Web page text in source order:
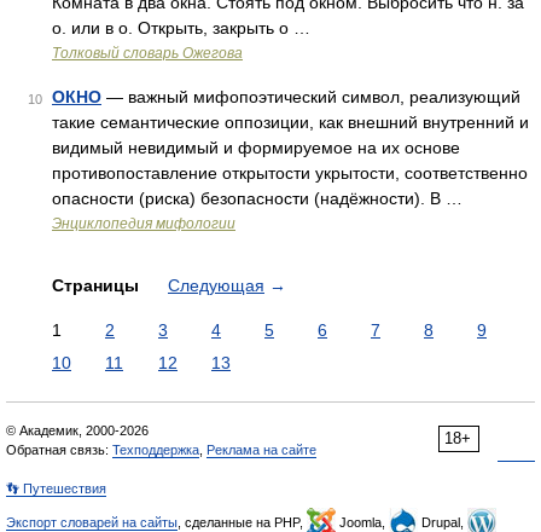
о. или в о. Открыть, закрыть о …
Толковый словарь Ожегова
10 ОКНО — важный мифопоэтический символ, реализующий
такие семантические оппозиции, как внешний внутренний и
видимый невидимый и формируемое на их основе
противопоставление открытости укрытости, соответственно
опасности (риска) безопасности (надёжности). В …
Энциклопедия мифологии
Страницы Следующая →
1 2 3 4 5 6 7 8
9
10
11 12 13
18+
© Академик, 2000-2026
Обратная связь: Техподдержка Реклама на сайте
👣 Путешествия
Экспорт словарей на сайты , сделанные на PHP, Joomla,
Drupal,